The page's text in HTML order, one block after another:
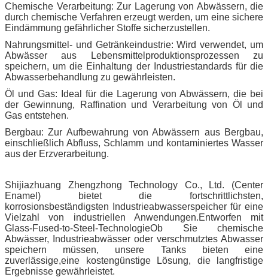
Chemische Verarbeitung: Zur Lagerung von Abwässern, die
durch chemische Verfahren erzeugt werden, um eine sichere
Eindämmung gefährlicher Stoffe sicherzustellen.
Nahrungsmittel- und Getränkeindustrie: Wird verwendet, um
Abwässer aus Lebensmittelproduktionsprozessen zu
speichern, um die Einhaltung der Industriestandards für die
Abwasserbehandlung zu gewährleisten.
Öl und Gas: Ideal für die Lagerung von Abwässern, die bei
der Gewinnung, Raffination und Verarbeitung von Öl und
Gas entstehen.
Bergbau: Zur Aufbewahrung von Abwässern aus Bergbau,
einschließlich Abfluss, Schlamm und kontaminiertes Wasser
aus der Erzverarbeitung.
Shijiazhuang Zhengzhong Technology Co., Ltd. (Center
Enamel) bietet die fortschrittlichsten,
korrosionsbeständigsten Industrieabwasserspeicher für eine
Vielzahl von industriellen Anwendungen.Entworfen mit
Glass-Fused-to-Steel-TechnologieOb Sie chemische
Abwässer, Industrieabwässer oder verschmutztes Abwasser
speichern müssen, unsere Tanks bieten eine
zuverlässige,eine kostengünstige Lösung, die langfristige
Ergebnisse gewährleistet.